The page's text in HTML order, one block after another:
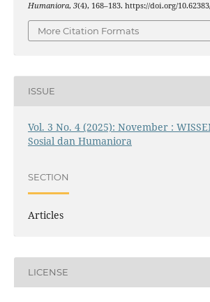
Humaniora, 3(4), 168–183. https://doi.org/
More Citation Formats
ISSUE
Vol. 3 No. 4 (2025): November :
Sosial dan Humaniora
SECTION
Articles
LICENSE